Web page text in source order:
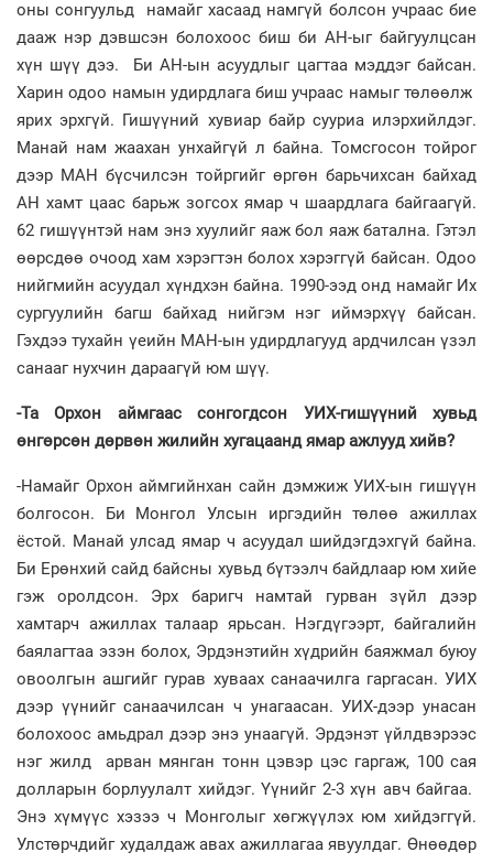
оны сонгуульд намайг хасаад намгүй болсон учраас бие
дааж нэр дэвшсэн болохоос биш би АН-ыг байгуулцсан
хүн шүү дээ. Би АН-ын асуудлыг цагтаа мэддэг байсан.
Харин одоо намын удирдлага биш учраас намыг төлөөлж
ярих эрхгүй. Гишүүний хувиар байр сууриа илэрхийлдэг.
Манай нам жаахан унхайгүй л байна. Томсгосон тойрог
дээр МАН бүсчилсэн тойргийг өргөн барьчихсан байхад
АН хамт цаас барьж зогсох ямар ч шаардлага байгаагүй.
62 гишүүнтэй нам энэ хуулийг яаж бол яаж батална. Гэтэл
өөрсдөө очоод хам хэрэгтэн болох хэрэггүй байсан. Одоо
нийгмийн асуудал хүндхэн байна. 1990-ээд онд намайг Их
сургуулийн багш байхад нийгэм нэг иймэрхүү байсан.
Гэхдээ тухайн үеийн МАН-ын удирдлагууд ардчилсан үзэл
санааг нухчин дараагүй юм шүү.
-Та Орхон аймгаас сонгогдсон УИХ-гишүүний хувьд
өнгөрсөн дөрвөн жилийн хугацаанд ямар ажлууд хийв?
-Намайг Орхон аймгийнхан сайн дэмжиж УИХ-ын гишүүн
болгосон. Би Монгол Улсын иргэдийн төлөө ажиллах
ёстой. Манай улсад ямар ч асуудал шийдэгдэхгүй байна.
Би Ерөнхий сайд байсны хувьд бүтээлч байдлаар юм хийе
гэж оролдсон. Эрх баригч намтай гурван зүйл дээр
хамтарч ажиллах талаар ярьсан. Нэгдүгээрт, байгалийн
баялагтаа эзэн болох, Эрдэнэтийн хүдрийн баяжмал буюу
овоолгын ашгийг гурав хуваах санаачилга гаргасан. УИХ
дээр үүнийг санаачилсан ч унагаасан. УИХ-дээр унасан
болохоос амьдрал дээр энэ унаагүй. Эрдэнэт үйлдвэрээс
нэг жилд арван мянган тонн цэвэр цэс гаргаж, 100 сая
долларын борлуулалт хийдэг. Үүнийг 2-3 хүн авч байгаа.
Энэ хүмүүс хэзээ ч Монголыг хөгжүүлэх юм хийдэггүй.
Улстөрчдийг худалдаж авах ажиллагаа явуулдаг. Өнөөдөр